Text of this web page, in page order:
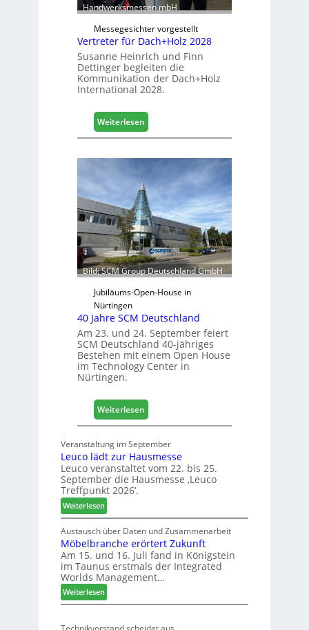
c
h
a
b
i
l
e
s
G
e
c
h
f
s
j
a
h
r
Handwerksmessen mbH
Messegesichter vorgestellt
Vertreter für Dach+Holz 2028
Susanne Heinrich und Finn
Dettinger begleiten die
Kommunikation der Dach+Holz
International 2028.
Weiterlesen:
V
r
r
e
t
e
r
f
ü
r
D
c
+
H
o
2
0
8
Bild: SCM Group Deutschland GmbH
Jubiläums-Open-House in
Nürtingen
40 Jahre SCM Deutschland
Am 23. und 24. September feiert
SCM Deutschland 40-jähriges
Bestehen mit einem Open House
im Technology Center in
Nürtingen.
Weiterlesen:
4
J
a
h
M
D
e
u
s
Veranstaltung im September
Leuco lädt zur Hausmesse
Leuco veranstaltet vom 22. bis 25.
September die Hausmesse ‚Leuco
Treffpunkt 2026‘.
Weiterlesen:
L
e
u
c
o
l
ä
d
Austausch über Daten und Zusammenarbeit
Möbelbranche erörtert Zukunft
Am 15. und 16. Juli fand in Königstein
im Taunus erstmals der Integrated
Worlds Management…
Weiterlesen:
M